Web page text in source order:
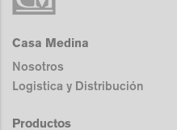
Casa Medina
Nosotros
Logistica y Distribución
Productos